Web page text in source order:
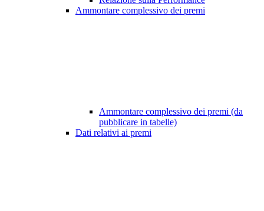
Ammontare complessivo dei premi
Ammontare complessivo dei premi (da
pubblicare in tabelle)
Dati relativi ai premi